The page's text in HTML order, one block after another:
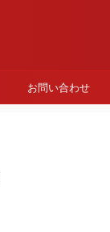
お問い合わせ